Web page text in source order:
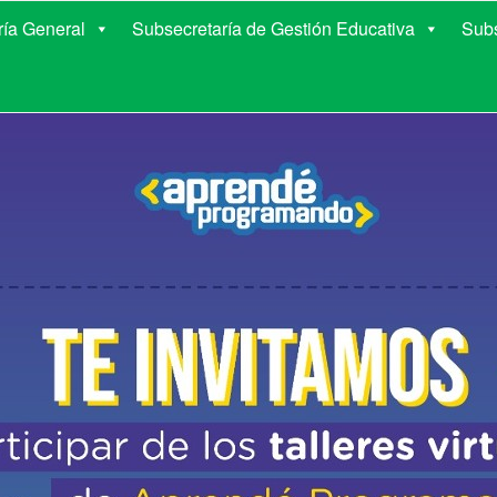
EDUCACIÓN DE
General Subsecretaría de Gestión Educativa